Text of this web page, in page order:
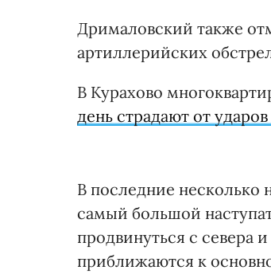
Дрималовский также
артиллерийских
В Курахово
день страдают от ударов
В последние несколько
самый большой
продвинуться с севера
приближаются к